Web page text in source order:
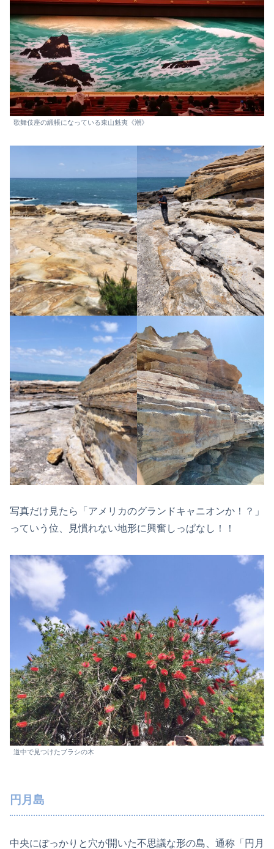
歌舞伎座の緞帳になっている東山魁夷《潮》
写真だけ見たら「アメリカのグランドキャニオンか！？」
っていう位、見慣れない地形に興奮しっぱなし！！
道中で見つけたブラシの木
円月島
中央にぽっかりと穴が開いた不思議な形の島、通称「円月